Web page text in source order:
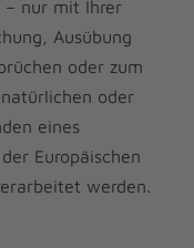
– nur mit Ihrer
Ausübung
oder zum
oder
eines
Europäischen
werden.